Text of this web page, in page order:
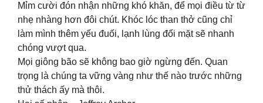
Mỉm cười đón nhận những khó khăn, để mọi điều từ từ
nhẹ nhàng hơn đôi chút. Khóc lóc than thở cũng chỉ
làm mình thêm yếu đuối, lạnh lùng đối mặt sẽ nhanh
chóng vượt qua.
Mọi giông bão sẽ không bao giờ ngừng đến. Quan
trọng là chúng ta vững vàng như thế nào trước những
thử thách ấy mà thôi.